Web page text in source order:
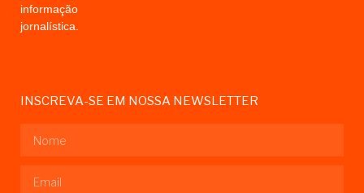
informação
jornalística.
INSCREVA-SE EM NOSSA NEWSLETTER